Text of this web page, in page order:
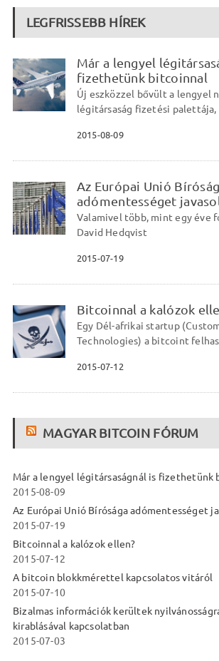
LEGFRISSEBB HÍREK
Már a lengyel
fizethetünk bitcoinnal
Új eszközzel bővült a lengyel
légitársaság fizetési
2015-08-09
Az Európai Unió
adómentességet
Valamivel több, mint egy éve
David Hedqvist
2015-07-19
Bitcoinnal a kalózok
Egy Dél-afrikai startup
Technologies) a bitcoint
2015-07-12
MAGYAR BITCOIN FÓRUM
Már a lengyel légitársaságnál is fizethetünk
2015-08-09
Az Európai Unió Bírósága adómentességet
2015-07-19
Bitcoinnal a kalózok ellen?
2015-07-12
A bitcoin blokkmérettel kapcsolatos vitáról
2015-07-10
Bizalmas információk kerültek
kirablásával kapcsolatban
2015-07-03